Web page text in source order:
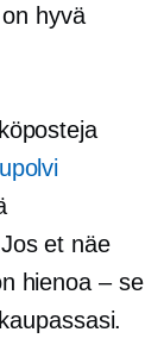
hyvä
et näe
hienoa – se